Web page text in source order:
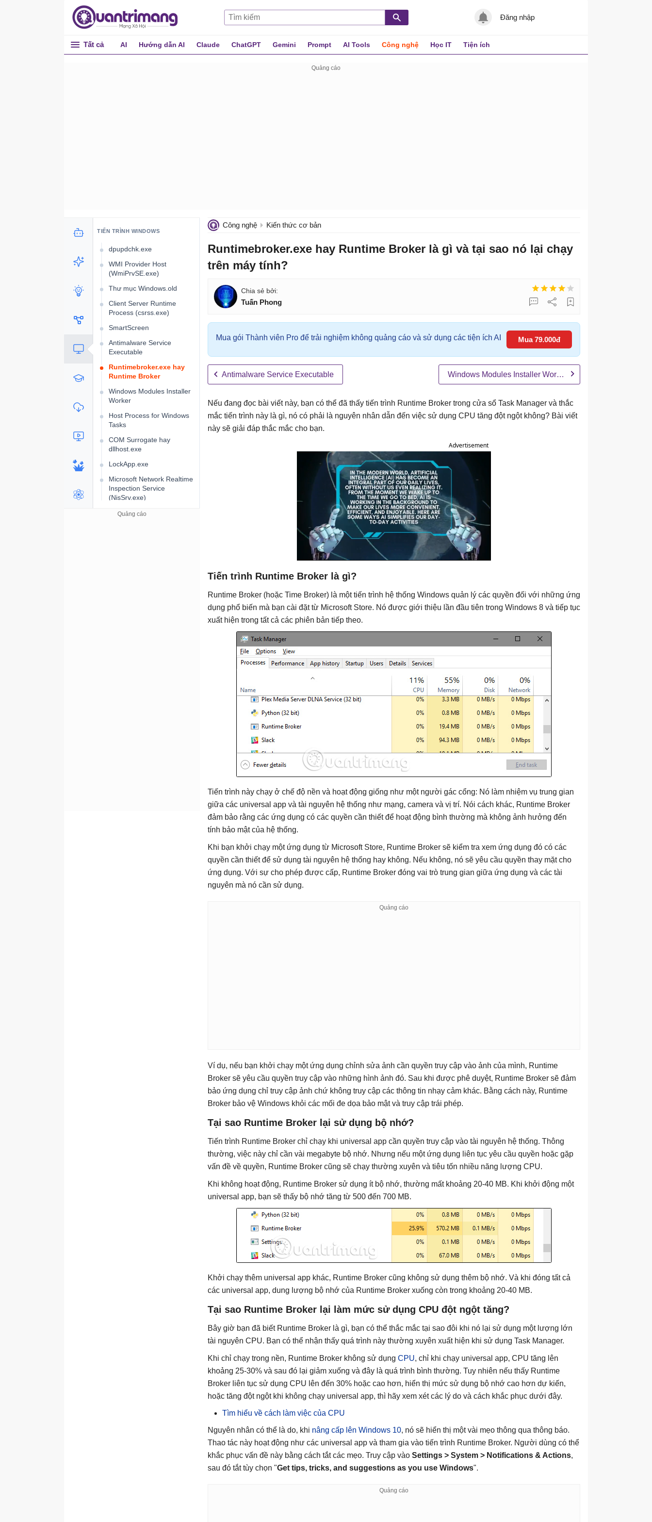
Đăng nhập
Tất cả AI Hướng dẫn AI Claude ChatGPT Gemini Prompt AI Tools Công nghệ Học IT Tiện ích
Công nghệ Kiến thức cơ bản
Runtimebroker.exe hay Runtime Broker là gì và tại sao nó lại chạy
trên máy tính?
Tuấn Phong
Mua gói Thành viên Pro để trải nghiệm không quảng cáo và sử dụng các tiện ích AI Mua 79.000đ
Antimalware Service Executable Windows Modules Installer Worker
Nếu đang đọc bài viết này, bạn có thể đã thấy tiến trình Runtime Broker trong cửa sổ Task Manager và thắc
mắc tiến trình này là gì, nó có phải là nguyên nhân dẫn đến việc sử dụng CPU tăng đột ngột không? Bài viết
này sẽ giải đáp thắc mắc cho bạn.
Advertisement
Tiến trình Runtime Broker là gì?
Runtime Broker (hoặc Time Broker) là một tiến trình hệ thống Windows quản lý các quyền đối với những ứng
dụng phổ biến mà bạn cài đặt từ Microsoft Store. Nó được giới thiệu lần đầu tiên trong Windows 8 và tiếp tục
xuất hiện trong tất cả các phiên bản tiếp theo.
Tiến trình này chạy ở chế độ nền và hoạt động giống như một người gác cổng: Nó làm nhiệm vụ trung gian
giữa các universal app và tài nguyên hệ thống như mạng, camera và vị trí. Nói cách khác, Runtime Broker
đảm bảo rằng các ứng dụng có các quyền cần thiết để hoạt động bình thường mà không ảnh hưởng đến
tính bảo mật của hệ thống.
Khi bạn khởi chạy một ứng dụng từ Microsoft Store, Runtime Broker sẽ kiểm tra xem ứng dụng đó có các
quyền cần thiết để sử dụng tài nguyên hệ thống hay không. Nếu không, nó sẽ yêu cầu quyền thay mặt cho
ứng dụng. Với sự cho phép được cấp, Runtime Broker đóng vai trò trung gian giữa ứng dụng và các tài
nguyên mà nó cần sử dụng.
Ví dụ, nếu bạn khởi chạy một ứng dụng chỉnh sửa ảnh cần quyền truy cập vào ảnh của mình, Runtime
Broker sẽ yêu cầu quyền truy cập vào những hình ảnh đó. Sau khi được phê duyệt, Runtime Broker sẽ đảm
bảo ứng dụng chỉ truy cập ảnh chứ không truy cập các thông tin nhạy cảm khác. Bằng cách này, Runtime
Broker bảo vệ Windows khỏi các mối đe dọa bảo mật và truy cập trái phép.
Tại sao Runtime Broker lại sử dụng bộ nhớ?
Tiến trình Runtime Broker chỉ chạy khi universal app cần quyền truy cập vào tài nguyên hệ thống. Thông
thường, việc này chỉ cần vài megabyte bộ nhớ. Nhưng nếu một ứng dụng liên tục yêu cầu quyền hoặc gặp
vấn đề về quyền, Runtime Broker cũng sẽ chạy thường xuyên và tiêu tốn nhiều năng lượng CPU.
Khi không hoạt động, Runtime Broker sử dụng ít bộ nhớ, thường mất khoảng 20-40 MB. Khi khởi động một
universal app, bạn sẽ thấy bộ nhớ tăng từ 500 đến 700 MB.
Khởi chạy thêm universal app khác, Runtime Broker cũng không sử dụng thêm bộ nhớ. Và khi đóng tất cả
các universal app, dung lượng bộ nhớ của Runtime Broker xuống còn trong khoảng 20-40 MB.
Tại sao Runtime Broker lại làm mức sử dụng CPU đột ngột tăng?
Bây giờ bạn đã biết Runtime Broker là gì, bạn có thể thắc mắc tại sao đôi khi nó lại sử dụng một lượng lớn
tài nguyên CPU. Bạn có thể nhận thấy quá trình này thường xuyên xuất hiện khi sử dụng Task Manager.
Khi chỉ chạy trong nền, Runtime Broker không sử dụng CPU, chỉ khi chạy universal app, CPU tăng lên
khoảng 25-30% và sau đó lại giảm xuống và đây là quá trình bình thường. Tuy nhiên nếu thấy Runtime
Broker liên tục sử dụng CPU lên đến 30% hoặc cao hơn, hiển thị mức sử dụng bộ nhớ cao hơn dự kiến,
hoặc tăng đột ngột khi không chạy universal app, thì hãy xem xét các lý do và cách khắc phục dưới đây.
Tìm hiểu về cách làm việc của CPU
Nguyên nhân có thể là do, khi nâng cấp lên Windows 10, nó sẽ hiển thị một vài mẹo thông qua thông báo.
Thao tác này hoạt động như các universal app và tham gia vào tiến trình Runtime Broker. Người dùng có thể
khắc phục vấn đề này bằng cách tắt các mẹo. Truy cập vào Settings > System > Notifications & Actions,
sau đó tắt tùy chọn "Get tips, tricks, and suggestions as you use Windows".
TIẾN TRÌNH WINDOWS
System Interrupts
dpupdchk.exe
WMI Provider Host
(WmiPrvSE.exe)
Thư mục Windows.old
Client Server Runtime
Process (csrss.exe)
SmartScreen
Antimalware Service
Executable
Runtimebroker.exe hay
Runtime Broker
Windows Modules Installer
Worker
Host Process for Windows
Tasks
COM Surrogate hay
dllhost.exe
LockApp.exe
Microsoft Network Realtime
Inspection Service
(NisSrv.exe)
PunkBuster